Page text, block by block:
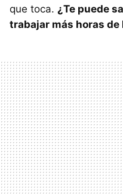
que toca. ¿Te puede
trabajar más horas